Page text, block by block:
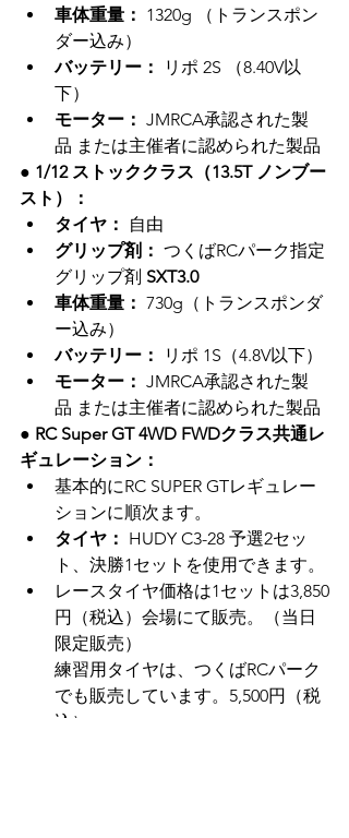
車体重量： 1320g （トランスポン
ダー込み）
バッテリー：
リポ 2S （8.40V以
下）
モーター： JMRCA承認された製
品 または主催者に認められた製品
● 1/12 ストッククラス（13.5T ノンブー
スト）：
タイヤ：
自由
グリップ剤： つくばRCパーク指定
グリップ剤 SXT3.0
車体重量： 730g（トランスポンダ
ー込み）
バッテリー：
リポ 1S（4.8V以下）
モーター： JMRCA承認された製
品 または主催者に認められた製品
● RC Super GT 4WD FWDクラス共通レ
ギュレーション：
基本的にRC SUPER GTレギュレー
ションに順次ます。
タイヤ： HUDY C3-28 予選2セッ
ト、決勝1セットを使用できます。
レースタイヤ価格は1セットは3,850
円（税込）会場にて販売。（当日
限定販売）
練習用タイヤは、つくばRCパーク
でも販売しています。5,500円（税
込）